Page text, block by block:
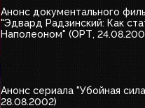
Анонс документального
"Эдвард Радзинский: Как
Наполеоном" (ОРТ,
Анонс сериала "Убойная
28.08.2002)